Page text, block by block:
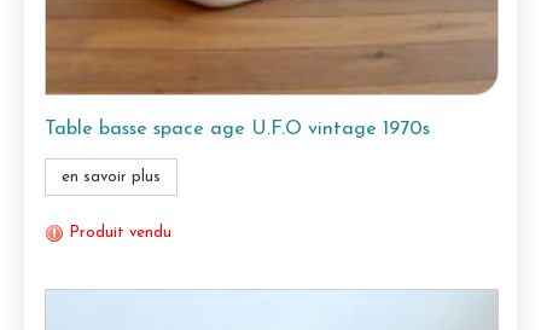
Table basse space age U.F.O vintage 1970s
en savoir plus
Produit vendu